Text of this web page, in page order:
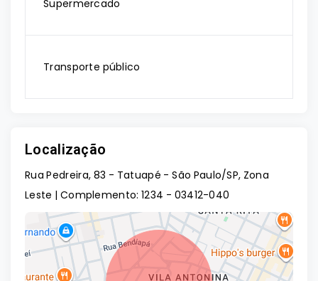
Supermercado
Transporte público
Localização
Rua Pedreira, 83 - Tatuapé - São Paulo/SP, Zona
Leste | Complemento: 1234 - 03412-040